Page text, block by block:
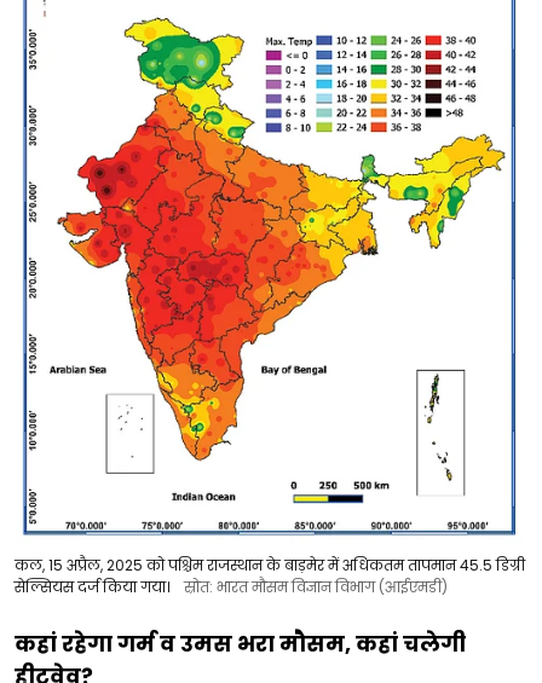
कल, 15 अप्रैल, 2025 को पश्चिम राजस्थान के बाड़मेर में अधिकतम तापमान 45.5 डिग्री
सेल्सियस दर्ज किया गया।
स्रोत: भारत मौसम विज्ञान विभाग (आईएमडी)
कहां रहेगा गर्म व उमस भरा मौसम, कहां चलेगी
हीटवेव?